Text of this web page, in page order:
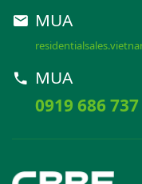
MUA
MUA
0919 686 737